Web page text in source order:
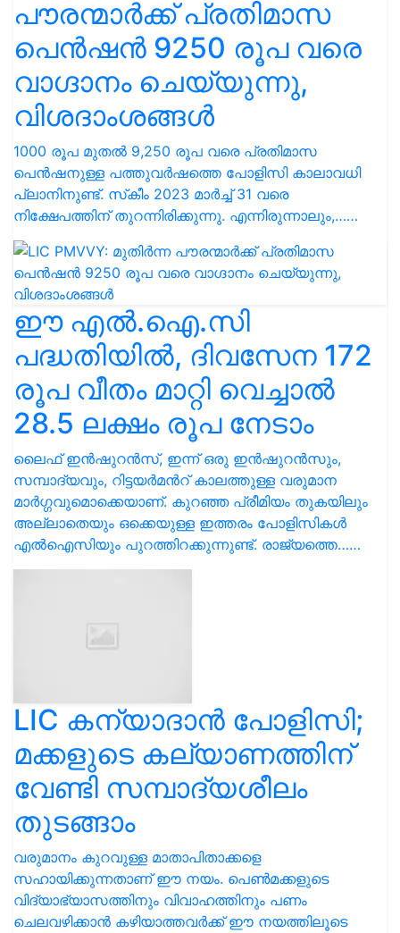
പൗരന്മാർക്ക് പ്രതിമാസ
പെൻഷൻ 9250 രൂപ വരെ
വാഗ്ദാനം ചെയ്യുന്നു,
വിശദാംശങ്ങൾ
1000 രൂപ മുതൽ 9,250 രൂപ വരെ പ്രതിമാസ
പെൻഷനുള്ള പത്തുവർഷത്തെ പോളിസി കാലാവധി
പ്ലാനിനുണ്ട്. സ്‌കീം 2023 മാർച്ച് 31 വരെ
നിക്ഷേപത്തിന് തുറന്നിരിക്കുന്നു. എന്നിരുന്നാലും,……
ഈ എൽ.ഐ.സി
പദ്ധതിയിൽ, ദിവസേന 172
രൂപ വീതം മാറ്റി വെച്ചാൽ
28.5 ലക്ഷം രൂപ നേടാം
ലൈഫ് ഇൻഷുറൻസ്, ഇന്ന് ഒരു ഇൻഷുറൻസും,
സമ്പാദ്യവും, റിട്ടയര്‍മൻറ് കാലത്തുള്ള വരുമാന
മാര്‍ഗ്ഗവുമൊക്കെയാണ്. കുറഞ്ഞ പ്രീമിയം തുകയിലും
അല്ലാതെയും ഒക്കെയുള്ള ഇത്തരം പോളിസികൾ
എൽഐസിയും പുറത്തിറക്കുന്നുണ്ട്. രാജ്യത്തെ……
LIC കന്യാദാൻ പോളിസി;
മക്കളുടെ കല്യാണത്തിന്
വേണ്ടി സമ്പാദ്യശീലം
തുടങ്ങാം
വരുമാനം കുറവുള്ള മാതാപിതാക്കളെ
സഹായിക്കുന്നതാണ് ഈ നയം. പെൺമക്കളുടെ
വിദ്യാഭ്യാസത്തിനും വിവാഹത്തിനും പണം
ചെലവഴിക്കാൻ കഴിയാത്തവർക്ക് ഈ നയത്തിലൂടെ